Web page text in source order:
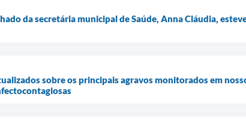
da secretária municipal de Saúde, Anna Cláudia,
sobre os principais agravos monitorados em